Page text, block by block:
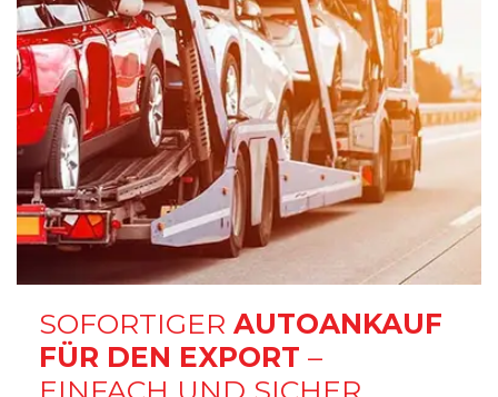
SOFORTIGER AUTOANKAUF
FÜR DEN EXPORT –
EINFACH UND SICHER